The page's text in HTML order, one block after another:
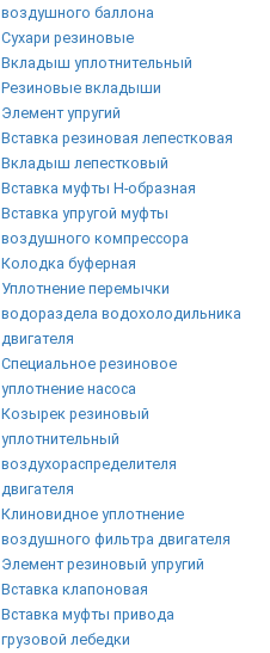
воздушного баллона
Сухари резиновые
Вкладыш уплотнительный
Резиновые вкладыши
Элемент упругий
Вставка резиновая лепестковая
Вкладыш лепестковый
Вставка муфты Н-образная
Вставка упругой муфты
воздушного компрессора
Колодка буферная
Уплотнение перемычки
водораздела водохолодильника
двигателя
Специальное резиновое
уплотнение насоса
Козырек резиновый
уплотнительный
воздухораспределителя
двигателя
Клиновидное уплотнение
воздушного фильтра двигателя
Элемент резиновый упругий
Вставка клапоновая
Вставка муфты привода
грузовой лебедки